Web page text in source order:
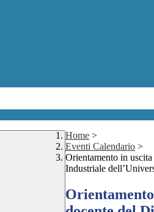
Home >
Eventi Calendario >
Orientamento in
Industriale